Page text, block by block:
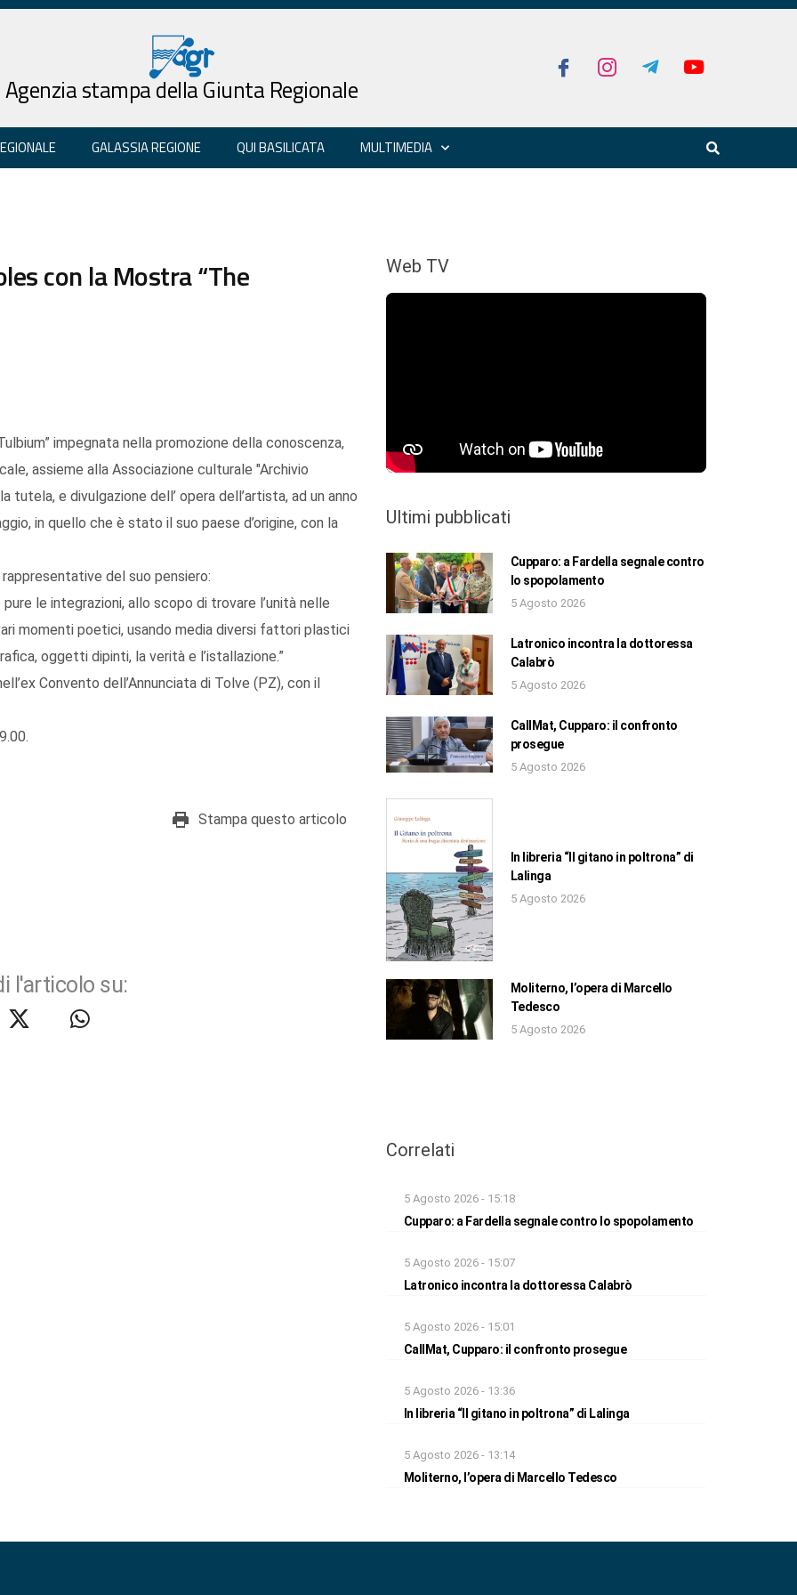
Agenzia stampa della Giunta Regionale
GALASSIA REGIONE QUI BASILICATA MULTIMEDIA
con la Mostra “The
impegnata nella promozione della conoscenza,
assieme alla Associazione culturale "Archivio
e divulgazione dell’ opera dell’artista, ad un anno
in quello che è stato il suo paese d’origine, con la
del suo pensiero:
le integrazioni, allo scopo di trovare l’unità nelle
momenti poetici, usando media diversi fattori plastici
oggetti dipinti, la verità e l’istallazione.”
Convento dell’Annunciata di Tolve (PZ), con il
Stampa questo articolo
l'articolo su:
Web TV
Ultimi pubblicati
Cupparo: a Fardella segnale contro
lo spopolamento
5 Agosto 2026
Latronico incontra la dottoressa
Calabrò
5 Agosto 2026
CallMat, Cupparo: il confronto
prosegue
5 Agosto 2026
In libreria “Il gitano in poltrona” di
Lalinga
5 Agosto 2026
Moliterno, l’opera di Marcello
Tedesco
5 Agosto 2026
Correlati
5 Agosto 2026 - 15:18
Cupparo: a Fardella segnale contro lo spopolamento
5 Agosto 2026 - 15:07
Latronico incontra la dottoressa Calabrò
5 Agosto 2026 - 15:01
CallMat, Cupparo: il confronto prosegue
5 Agosto 2026 - 13:36
In libreria “Il gitano in poltrona” di Lalinga
5 Agosto 2026 - 13:14
Moliterno, l’opera di Marcello Tedesco